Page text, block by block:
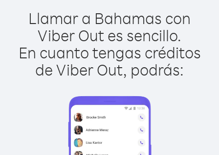
Llamar a Bahamas con
Viber Out es sencillo.
En cuanto tengas créditos
de Viber Out, podrás: